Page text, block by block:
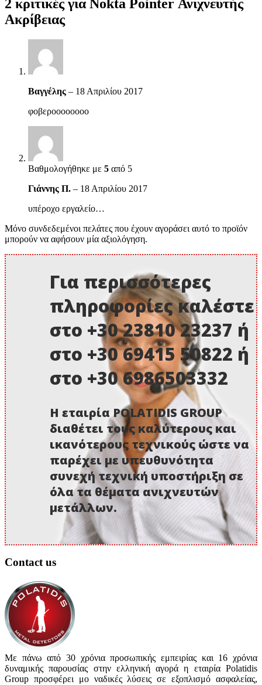
2 κριτικές γιαNokta Pointer Ανιχνευτής
Ακρίβειας
Βαγγέλης – 18 Απριλίου 2017
φοβεροοοοοοοο
Βαθμολογήθηκε με 5 από 5
Γιάννης Π. – 18 Απριλίου 2017
υπέροχο εργαλείο…
Μόνο συνδεδεμένοι πελάτες που έχουν αγοράσει αυτό το προϊόν
μπορούν να αφήσουν μία αξιολόγηση.
Για περισσότερες
πληροφορίες καλέστε
στο +30 23810 23237 ή
στο +30 69415 50822 ή
στο +30 6986503332
Η εταιρία POLATIDIS GROUP
διαθέτει τους καλύτερους και
ικανότερους τεχνικούς ώστε να
παρέχει με υπευθυνότητα
συνεχή τεχνική υποστήριξη σε
όλα τα θέματα ανιχνευτών
μετάλλων.
Contact us
Με πάνω από 30 χρόνια προσωπικής εμπειρίας και 16 χρόνια
δυναμικής παρουσίας στην ελληνική αγορά η εταιρία Polatidis
Group προσφέρει μο ναδικές λύσεις σε εξοπλισμό ασφαλείας,